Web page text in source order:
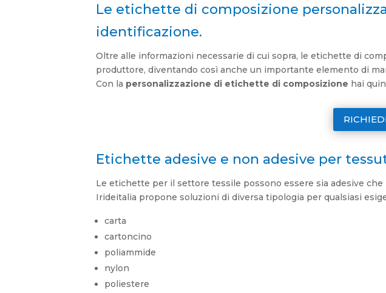
Le etichette di composizione
identificazione.
Oltre alle informazioni necessarie di cui sopra, le etichette di
produttore, diventando così anche un importante elemento di
Con la personalizzazione di etichette di composizione hai
Etichette adesive e non adesive per
Le etichette per il settore tessile possono essere sia adesive che
Irideitalia propone soluzioni di diversa tipologia per qualsiasi
carta
cartoncino
poliammide
nylon
poliestere